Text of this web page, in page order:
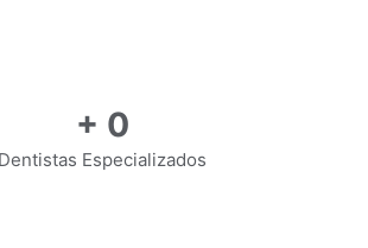
+ 0
Dentistas Especializados